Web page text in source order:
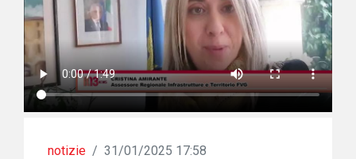
notizie / 31/01/2025 17:58